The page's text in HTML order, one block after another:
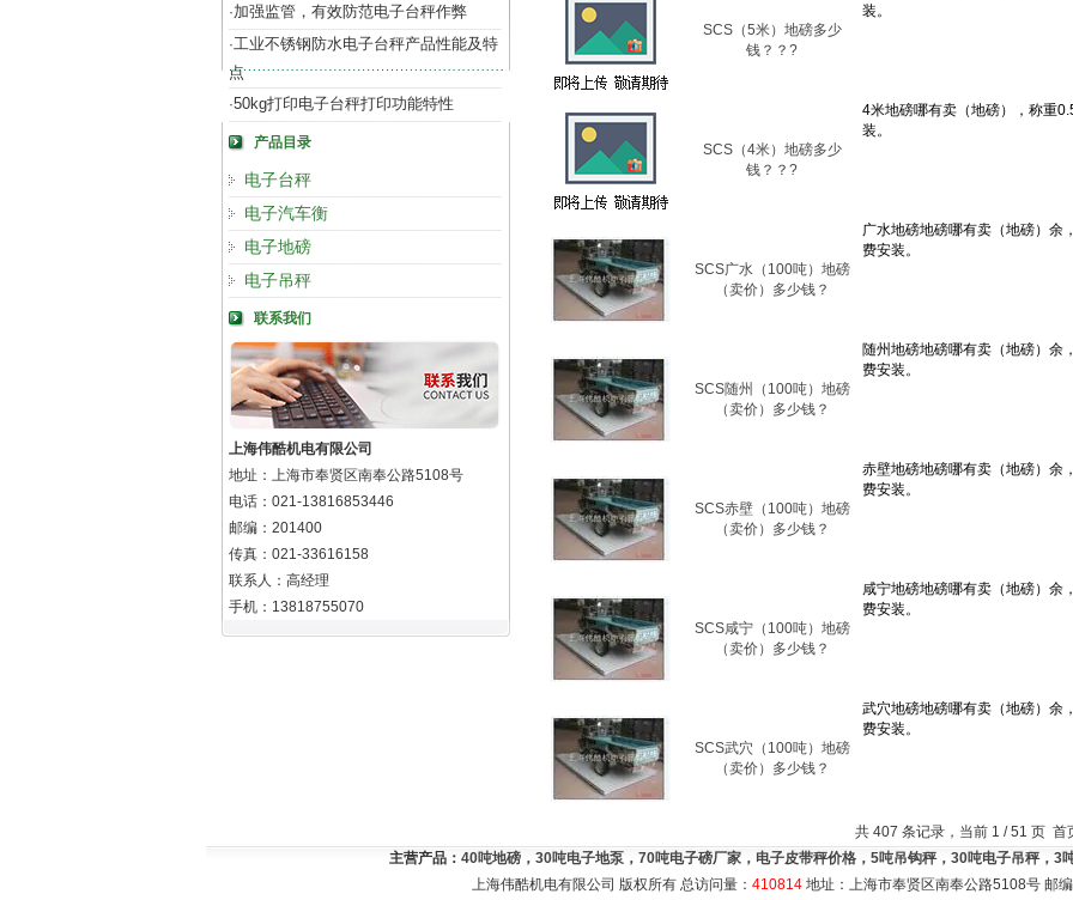
·加强监管，有效防范电子台秤作弊
·工业不锈钢防水电子台秤产品性能及特
点
·50kg打印电子台秤打印功能特性
产品目录
电子台秤
电子汽车衡
电子地磅
电子吊秤
联系我们
上海伟酷机电有限公司
地址：上海市奉贤区南奉公路5108号
电话：021-13816853446
邮编：201400
传真：021-33616158
联系人：高经理
手机：13818755070
SCS（5米）地磅多少
钱？？?
SCS（4米）地磅多少
钱？？?
SCS广水（100吨）地磅
（卖价）多少钱？
SCS随州（100吨）地磅
（卖价）多少钱？
SCS赤壁（100吨）地磅
（卖价）多少钱？
SCS咸宁（100吨）地磅
（卖价）多少钱？
SCS武穴（100吨）地磅
（卖价）多少钱？
共 407 条记录，当前 1 / 51 页
主营产品： 40吨地磅，30吨电子地泵，70吨电子磅厂家，电子皮带秤价格，5吨吊钩秤，30吨电子吊秤，3
上海伟酷机电有限公司 版权所有 总访问量： 410814 地址：上海市奉贤区南奉公路5108号 邮